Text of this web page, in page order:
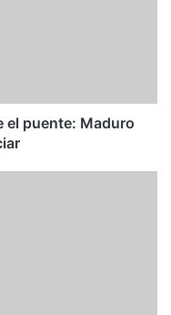
el puente: Maduro